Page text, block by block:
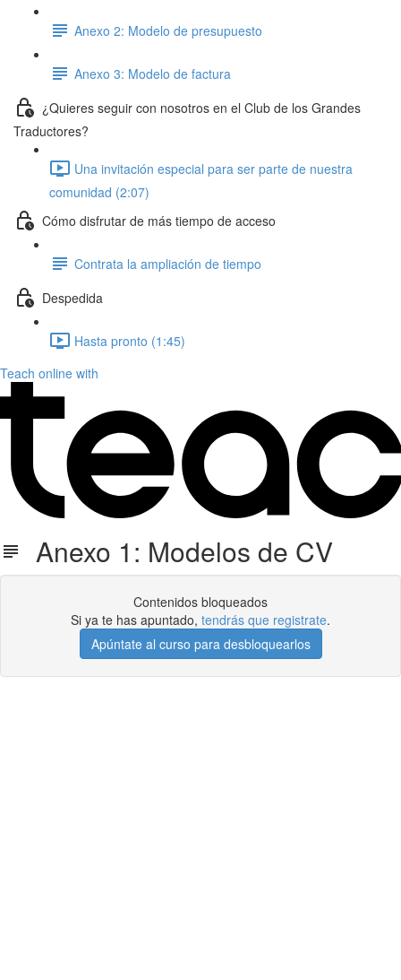
Anexo 2: Modelo de presupuesto
Anexo 3: Modelo de factura
¿Quieres seguir con nosotros en el Club de los Grandes
Traductores?
Una invitación especial para ser parte de nuestra
comunidad (2:07)
Cómo disfrutar de más tiempo de acceso
Contrata la ampliación de tiempo
Despedida
Hasta pronto (1:45)
Teach online with
Anexo 1: Modelos de CV
Contenidos bloqueados
Si ya te has apuntado, tendrás que registrate.
Apúntate al curso para desbloquearlos